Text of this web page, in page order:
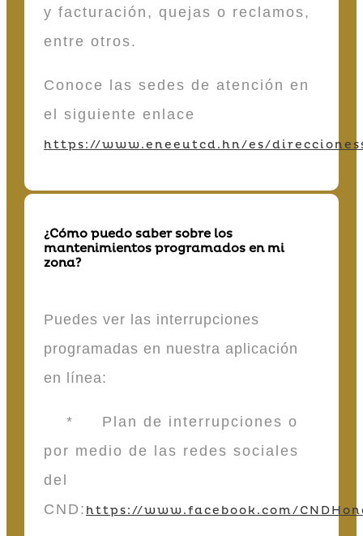
y facturación, quejas o reclamos,
entre otros.
Conoce las sedes de atención en
el siguiente enlace
https://www.eneeutcd.hn/es/
¿Cómo puedo saber sobre los
mantenimientos programados en mi
zona?
Puedes ver las interrupciones
programadas en nuestra aplicación
en línea:
* Plan de interrupciones o
por medio de las redes sociales
del
CND: https://www.facebook.com/